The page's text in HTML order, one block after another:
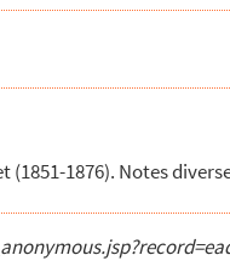
(1851-1876). Notes